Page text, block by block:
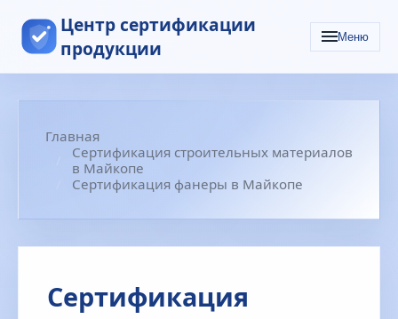
Центр сертификации
продукции
Меню
Главная
Сертификация строительных материалов
в Майкопе
Сертификация фанеры в Майкопе
Сертификация